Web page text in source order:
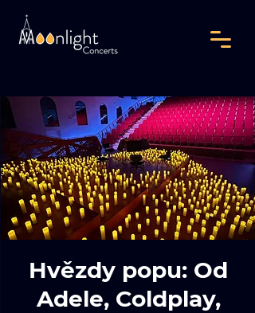
Hvězdy popu: Od
Adele, Coldplay,